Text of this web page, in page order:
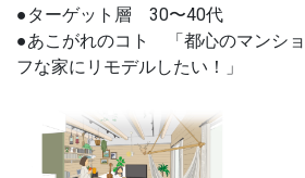
●ターゲット層 30〜40代
●あこがれのコト 「都心のマンシ
フな家にリモデルしたい！」